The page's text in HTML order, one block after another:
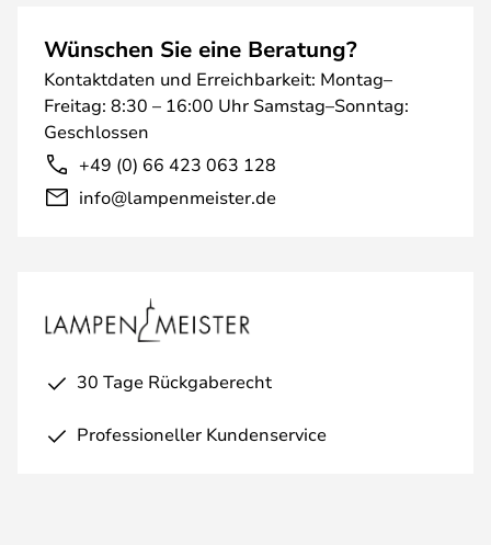
Wünschen Sie eine Beratung?
Kontaktdaten und Erreichbarkeit: Montag–
Freitag: 8:30 – 16:00 Uhr Samstag–Sonntag:
Geschlossen
+49 (0) 66 423 063 128
info@lampenmeister.de
30 Tage Rückgaberecht
Professioneller Kundenservice